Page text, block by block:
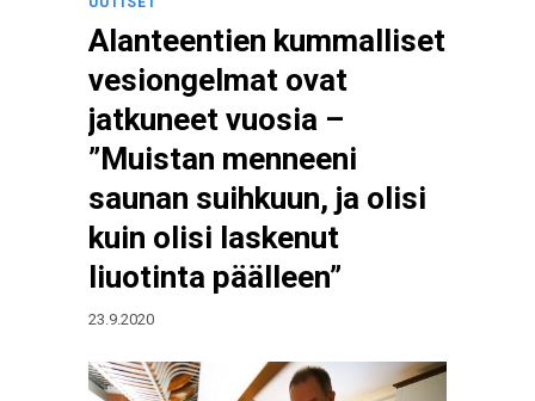
Alanteentien kummalliset
vesiongelmat ovat
jatkuneet vuosia –
”Muistan menneeni
saunan suihkuun, ja olisi
kuin olisi laskenut
liuotinta päälleen”
23.9.2020